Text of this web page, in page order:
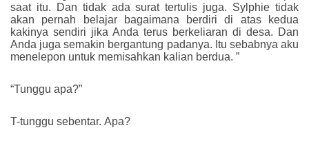
saat itu. Dan tidak ada surat tertulis juga. Sylphie tidak
akan pernah belajar bagaimana berdiri di atas kedua
kakinya sendiri jika Anda terus berkeliaran di desa. Dan
Anda juga semakin bergantung padanya. Itu sebabnya aku
menelepon untuk memisahkan kalian berdua. ”
“Tunggu apa?”
T-tunggu sebentar. Apa?